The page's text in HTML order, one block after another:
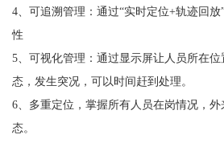
4、可追溯管理：通过“实时定位+轨迹回
性
5、可视化管理：通过显示屏让人员所在
态，发生突况，可以时间赶到处理。
6、多重定位，掌握所有人员在岗情况，
态。